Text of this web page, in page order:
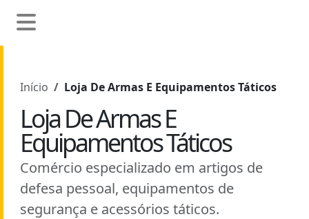
Início Loja De Armas E Equipamentos Táticos
Loja De Armas E
Equipamentos Táticos
Comércio especializado em artigos de
defesa pessoal, equipamentos de
segurança e acessórios táticos.